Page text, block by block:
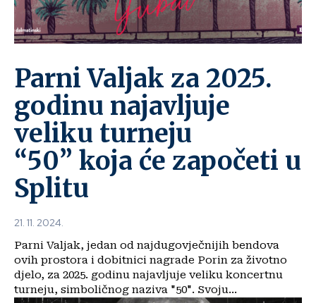
Parni Valjak za 2025.
godinu najavljuje
veliku turneju
“50” koja će započeti u
Splitu
21. 11. 2024.
Parni Valjak, jedan od najdugovječnijih bendova
ovih prostora i dobitnici nagrade Porin za životno
djelo, za 2025. godinu najavljuje veliku koncertnu
turneju, simboličnog naziva "50". Svoju...